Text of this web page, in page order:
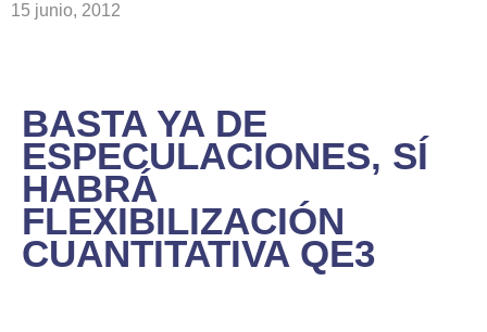
15 junio, 2012
BASTA YA DE
ESPECULACIONES, SÍ
HABRÁ
FLEXIBILIZACIÓN
CUANTITATIVA QE3